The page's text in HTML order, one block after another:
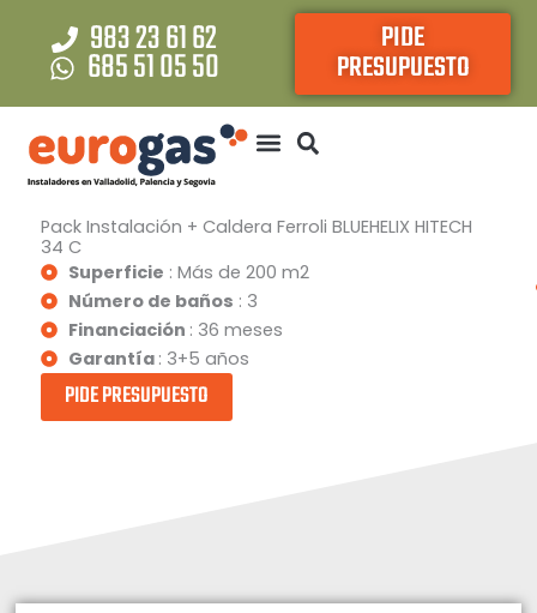
contenido
983 23 61 62
685 51 05 50
PIDE
PRESUPUESTO
Pack Instalación + Caldera Ferroli BLUEHELIX HITECH
34 C
Superficie : Más de 200 m2
Número de baños : 3
Financiación : 36 meses
Garantía : 3+5 años
PIDE PRESUPUESTO